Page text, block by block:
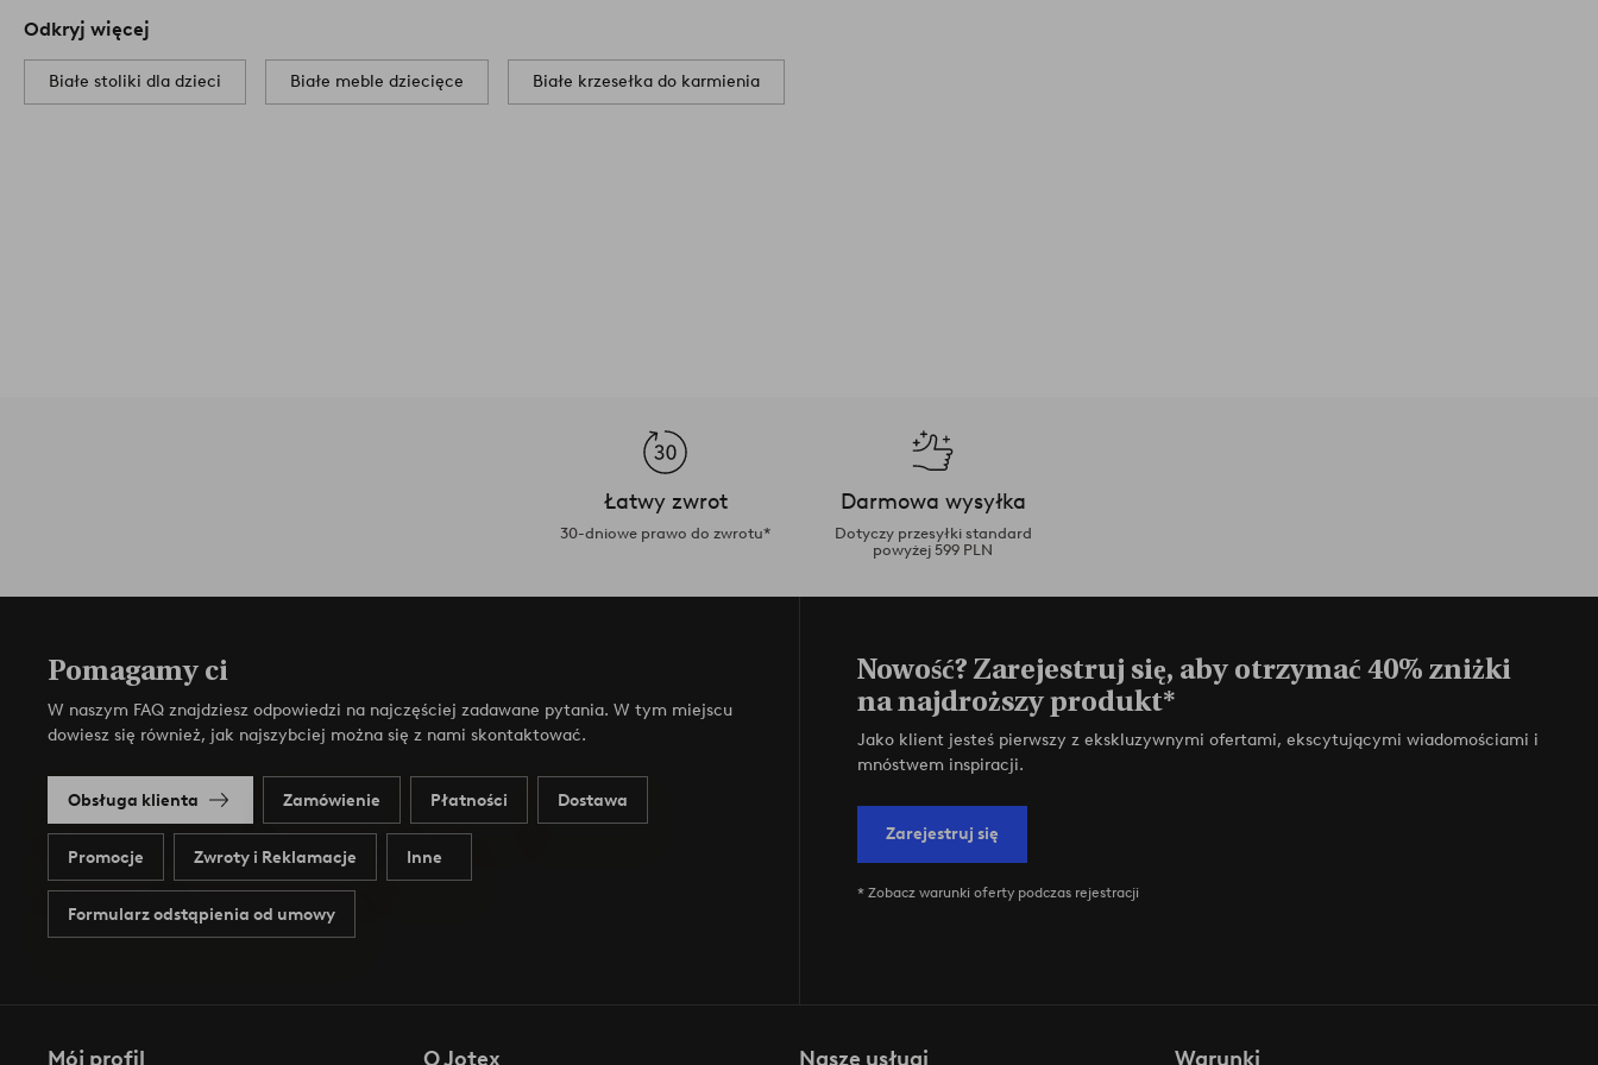
Liczba opakowań: 1.
Wskazówka/porada: W przypadku wrażliwej podłogi zalecamy umieszczenie stopek do mebli lub
innych zabezpieczeń na powierzchniach styku z podłogą.
Numer artykułu: 1778680-01-0
Odkryj więcej
Białe stoliki dla dzieci Białe meble dziecięce Białe krzesełka do karmienia
Łatwy zwrot
30-dniowe prawo do zwrotu*
Darmowa wysyłka
Dotyczy przesyłki standard
powyżej 599 PLN
Pomagamy ci
W naszym FAQ znajdziesz odpowiedzi na najczęściej zadawane pytania. W tym miejscu
dowiesz się również, jak najszybciej można się z nami skontaktować.
Obsługa klienta Zamówienie Płatności Dostawa
Promocje Zwroty i Reklamacje Inne
Formularz odstąpienia od umowy
Nowość? Zarejestruj się, aby otrzymać 40% zniżki
na najdroższy produkt*
Jako klient jesteś pierwszy z ekskluzywnymi ofertami, ekscytującymi wiadomościami i
mnóstwem inspiracji.
Zarejestruj się
* Zobacz warunki oferty podczas rejestracji
Mój profil O Jotex Nasze usługi Warunki